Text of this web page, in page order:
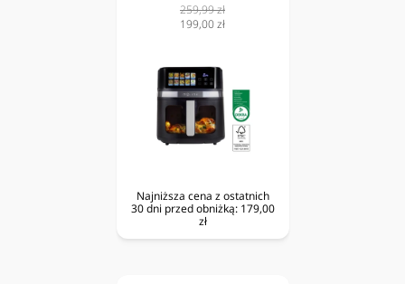
Cena
normalna
259,99 zł
Cena
199,00 zł
Najniższa cena z ostatnich
30 dni przed obniżką: 179,00
zł